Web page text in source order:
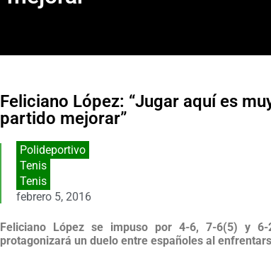
Feliciano López: “Jugar aquí es
partido mejorar”
Polideportivo
Tenis
Tenis
febrero 5, 2016
Feliciano López se impuso por 4-6, 7-6(5) y
protagonizará un duelo entre españoles al